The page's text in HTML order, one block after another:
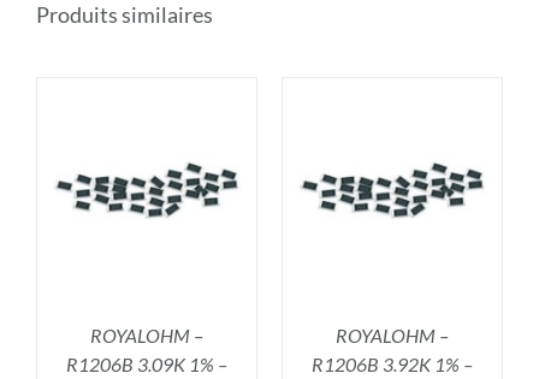
Produits similaires
ROYALOHM –
R1206B 3.09K 1% –
AJOUTER AU PANIER
/
DÉTAILS
ROYALOHM –
R1206B 3.92K 1% –